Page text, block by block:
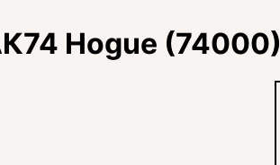
Hogue (74000)